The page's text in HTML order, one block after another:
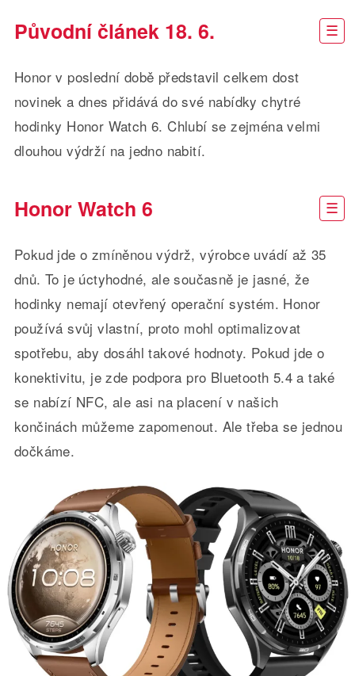
Původní článek 18. 6.
Honor v poslední době představil celkem dost
novinek a dnes přidává do své nabídky chytré
hodinky Honor Watch 6. Chlubí se zejména velmi
dlouhou výdrží na jedno nabití.
Honor Watch 6
Pokud jde o zmíněnou výdrž, výrobce uvádí až 35
dnů. To je úctyhodné, ale současně je jasné, že
hodinky nemají otevřený operační systém. Honor
používá svůj vlastní, proto mohl optimalizovat
spotřebu, aby dosáhl takové hodnoty. Pokud jde o
konektivitu, je zde podpora pro Bluetooth 5.4 a také
se nabízí NFC, ale asi na placení v našich
končinách můžeme zapomenout. Ale třeba se jednou
dočkáme.